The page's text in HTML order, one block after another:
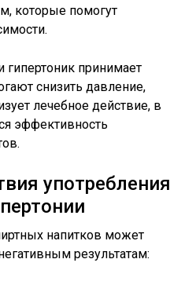
которые помогут
гипертоник принимает
снизить давление,
лечебное действие, в
эффективность
употребления
напитков может
результатам: